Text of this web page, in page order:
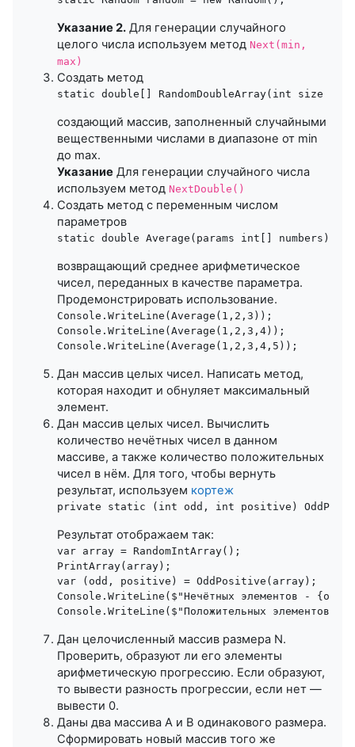
Указание 2. Для генерации случайного
целого числа используем метод Next(min,
max)
Создать метод
создающий массив, заполненный случайными
вещественными числами в диапазоне от min
до max.
Указание Для генерации случайного числа
используем метод NextDouble()
Создать метод с переменным числом
параметров
возвращающий среднее арифметическое
чисел, переданных в качестве параметра.
Продемонстрировать использование.
Console.WriteLine(Average(1,2,3));
Console.WriteLine(Average(1,2,3,4));
Дан массив целых чисел. Написать метод,
которая находит и обнуляет максимальный
элемент.
Дан массив целых чисел. Вычислить
количество нечётных чисел в данном
массиве, а также количество положительных
чисел в нём. Для того, чтобы вернуть
результат, используем кортеж
Результат отображаем так:
var array = RandomIntArray();
PrintArray(array);
var (odd, positive) = OddPositive(array);
Console.WriteLine($"Нечётных элементов -
Дан целочисленный массив размера N.
Проверить, образуют ли его элементы
арифметическую прогрессию. Если образуют,
то вывести разность прогрессии, если нет —
вывести 0.
Даны два массива A и B одинакового размера.
Сформировать новый массив того же